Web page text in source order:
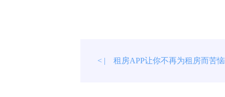
< | 租房APP让你不再为租房而苦恼